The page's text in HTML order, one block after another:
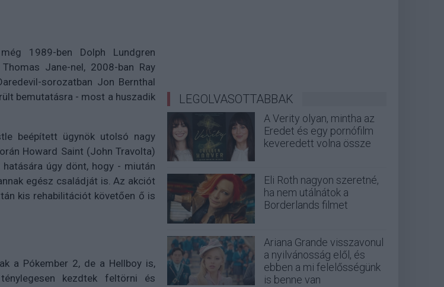
1989-ben Dolph Lundgren
Jane-nel, 2008-ban Ray
sorozatban Jon Bernthal
bemutatásra - most a huszadik
beépített ügynök utolsó nagy
Howard Saint (John Travolta)
úgy dönt, hogy - miután
egész családját is. Az akciót
kis rehabilitációt követően ő is
a Pókember 2, de a Hellboy is,
kezdtek feltörni és
LEGOLVASOTTABBAK
A Verity olyan, mintha az
Eredet és egy pornófilm
keveredett volna össze
Eli Roth nagyon szeretné,
ha nem utálnátok a
Borderlands filmet
Ariana Grande visszavonul
a nyilvánosság elől, és
ebben a mi felelősségünk
is benne van